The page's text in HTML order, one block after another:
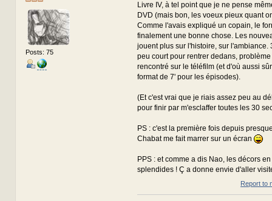
Posts: 75
Livre IV, à tel point que je ne pense
DVD (mais bon, les voeux pieux quant
Comme l'avais expliqué un copain, le
finalement une bonne chose. Les
jouent plus sur l'histoire, sur l'ambiance.
peu court pour rentrer dedans,
rencontré sur le téléfilm (et d'où aussi
format de 7' pour les épisodes).
(Et c'est vrai que je riais assez peu au
pour finir par m'esclaffer toutes les 30
PS : c'est la première fois depuis
Chabat me fait marrer sur un écran
PPS : et comme a dis Nao, les décors
splendides ! Ç a donne envie d'aller
Report to